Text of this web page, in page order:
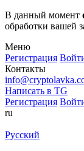
В данный момент
обработки вашей
Меню
Регистрация
Контакты
Написать в TG
Регистрация
ru
Русский